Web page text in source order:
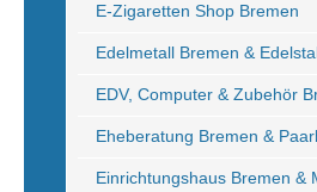
E-Zigaretten Shop Bremen
Edelmetall Bremen &
EDV, Computer & Zubehör
Eheberatung Bremen &
Einrichtungshaus Bremen &